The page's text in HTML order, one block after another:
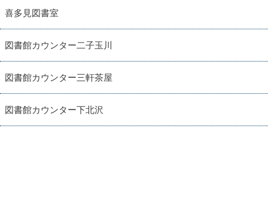
喜多見図書室
図書館カウンター二子玉川
図書館カウンター三軒茶屋
図書館カウンター下北沢